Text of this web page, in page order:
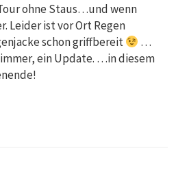
ohne Staus…und wenn
Leider ist vor Ort Regen
schon griffbereit
…
ein Update. …in diesem